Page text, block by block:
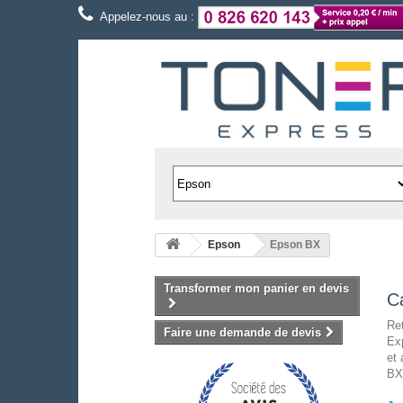
Appelez-nous au :
Epson Epson BX
Transformer mon panier en devis
Faire une demande de devis
et